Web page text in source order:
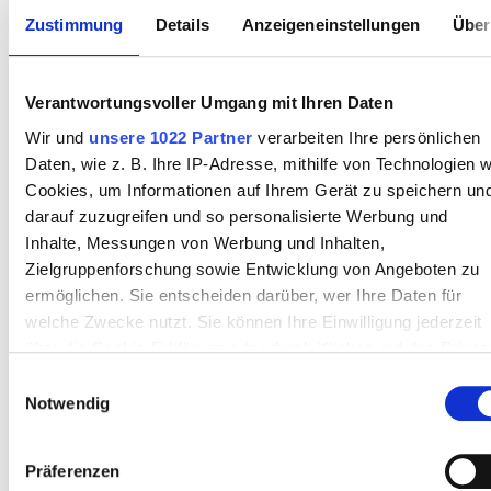
Zustimmung Details Anzeigeneinstellungen
Verantwortungsvoller Umgang mit Ihren Daten
Wir und unsere 1022 Partner verarbeiten Ihre persönlichen
Daten, wie z. B. Ihre IP-Adresse, mithilfe von Technologien
Cookies, um Informationen auf Ihrem Gerät zu speichern
darauf zuzugreifen und so personalisierte Werbung und
Inhalte, Messungen von Werbung und Inhalten,
Zielgruppenforschung sowie Entwicklung von Angeboten zu
ermöglichen. Sie entscheiden darüber, wer Ihre Daten für
welche Zwecke nutzt. Sie können Ihre Einwilligung jederzeit
über die Cookie-Erklärung oder durch Klicken auf das
Informationen über Ihre geografische Lage erfassen,
welche bis auf einige Meter genau sein können
Notwendig
Präferenzen
August 2026
1
2
3
4 5 6 8
9
10
11 12 13 14 15
16
17
18 19 20 21 22
23
24
25 26 27 28 29
30